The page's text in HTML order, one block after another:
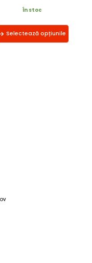
În stoc
Selectează opțiunile